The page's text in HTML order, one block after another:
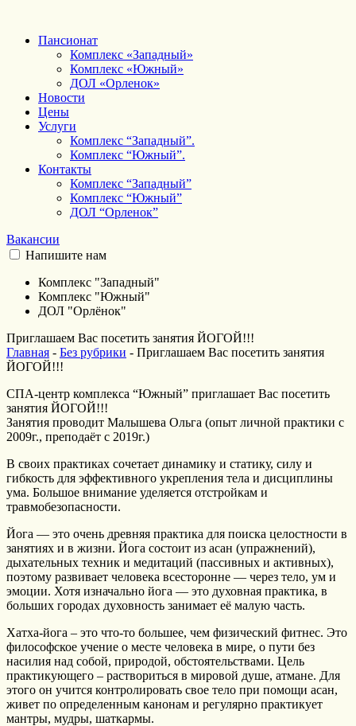
Пансионат
Комплекс «Западный»
Комплекс «Южный»
ДОЛ «Орленок»
Новости
Цены
Услуги
Комплекс “Западный”.
Комплекс “Южный”.
Контакты
Комплекс “Западный”
Комплекс “Южный”
ДОЛ “Орленок”
Вакансии
Напишите нам
Комплекс "Западный"
Комплекс "Южный"
ДОЛ "Орлёнок"
Приглашаем Вас посетить занятия ЙОГОЙ!!!
Главная - Без рубрики - Приглашаем Вас посетить занятия
ЙОГОЙ!!!
СПА-центр комплекса “Южный” приглашает Вас посетить
занятия ЙОГОЙ!!!
Занятия проводит Малышева Ольга (опыт личной практики с
2009г., преподаёт с 2019г.)
В своих практиках сочетает динамику и статику, силу и
гибкость для эффективного укрепления тела и дисциплины
ума. Большое внимание уделяется отстройкам и
травмобезопасности.
Йога — это очень древняя практика для поиска целостности в
занятиях и в жизни. Йога состоит из асан (упражнений),
дыхательных техник и медитаций (пассивных и активных),
поэтому развивает человека всесторонне — через тело, ум и
эмоции. Хотя изначально йога — это духовная практика, в
больших городах духовность занимает её малую часть.
Хатха-йога – это что-то большее, чем физический фитнес. Это
философское учение о месте человека в мире, о пути без
насилия над собой, природой, обстоятельствами. Цель
практикующего – раствориться в мировой душе, атмане. Для
этого он учится контролировать свое тело при помощи асан,
живет по определенным канонам и регулярно практикует
мантры, мудры, шаткармы.